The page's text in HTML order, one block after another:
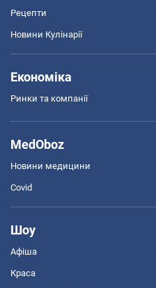
Рецепти
Новини Кулінарії
Економіка
Ринки та компанії
MedOboz
Новини медицини
Covid
Шоу
Афіша
Краса